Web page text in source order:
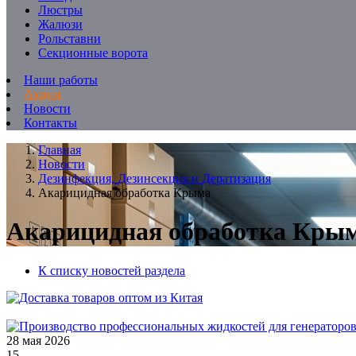
Люстры
Жалюзи
Рольставни
Секционные ворота
Наши работы
Акции
Новости
Контакты
Главная
Новости
Дезинфекция, Дезинсекция и Дератизация
Акарицидная обработка Крыма
Акарицидная обработка
К списку новостей раздела
28 мая 2026